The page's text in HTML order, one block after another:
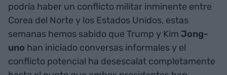
podría haber un conflicto militar inminente entre
Corea del Norte y los Estados Unidos, estas
semanas hemos sabido que Trump y Kim Jong-
uno han iniciado conversas informales y el
conflicto potencial ha desescalat completamente